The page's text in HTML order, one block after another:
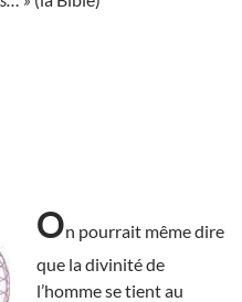
On pourrait même dire
que la divinité de
l’homme se tient au